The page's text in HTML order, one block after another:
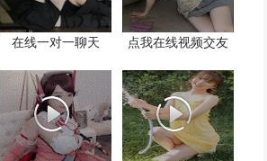
在线一对一聊天 点我在线视频交友